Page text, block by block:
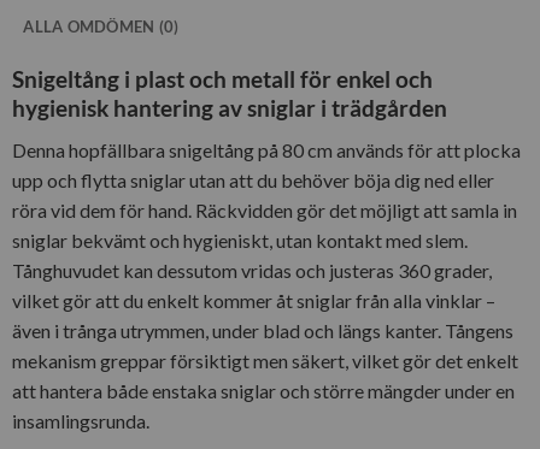
ALLA OMDÖMEN (0)
Snigeltång i plast och metall för enkel och
hygienisk hantering av sniglar i trädgården
Denna hopfällbara snigeltång på 80 cm används för att plocka
upp och flytta sniglar utan att du behöver böja dig ned eller
röra vid dem för hand. Räckvidden gör det möjligt att samla in
sniglar bekvämt och hygieniskt, utan kontakt med slem.
Tånghuvudet kan dessutom vridas och justeras 360 grader,
vilket gör att du enkelt kommer åt sniglar från alla vinklar –
även i trånga utrymmen, under blad och längs kanter. Tångens
mekanism greppar försiktigt men säkert, vilket gör det enkelt
att hantera både enstaka sniglar och större mängder under en
insamlingsrunda.